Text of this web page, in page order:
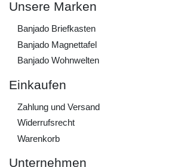
Unsere Marken
Banjado Briefkasten
Banjado Magnettafel
Banjado Wohnwelten
Einkaufen
Zahlung und Versand
Widerrufs­recht
Warenkorb
Unternehmen